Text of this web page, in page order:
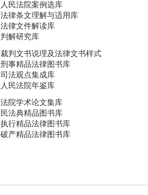
人民法院案例选库
法律条文理解与适用库
法律文件解读库
判解研究库
裁判文书说理及法律文书样式
刑事精品法律图书库
司法观点集成库
人民法院年鉴库
法院学术论文集库
民法典精品图书库
执行精品法律图书库
破产精品法律图书库